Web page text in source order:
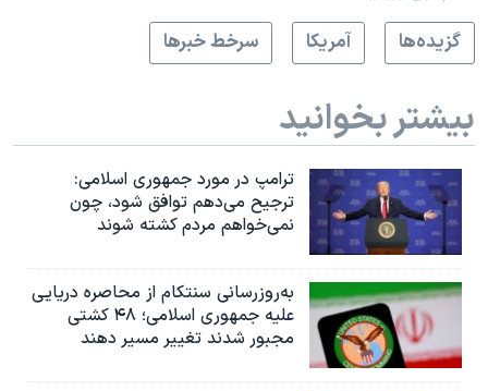
گزيده‌ها
آمريکا سرخط خبرها
بیشتر بخوانید
ترامپ در مورد جمهوری اسلامی:
ترجیح می‌دهم توافق شود، چون
نمی‌خواهم مردم کشته شوند
به‌روزرسانی سنتکام از محاصره دریایی
علیه جمهوری اسلامی؛ ۴۸ کشتی
مجبور شدند تغییر مسیر دهند